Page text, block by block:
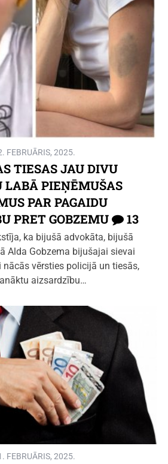
FEBRUĀRIS, 2025.
TIESAS JAU DIVU
LABĀ PIEŅĒMUŠAS
PAR PAGAIDU
PRET GOBZEMU
13
ka bijušā advokāta, bijušā
Alda Gobzema bijušajai sievai
nācās vērsties policijā un tiesās,
aizsardzību…
FEBRUĀRIS, 2025.